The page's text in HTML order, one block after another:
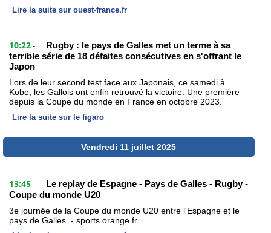
Lire la suite sur ouest-france.fr
10:22 -
Rugby : le pays de Galles met un terme à sa
terrible série de 18 défaites consécutives en s'offrant le
Japon
Lors de leur second test face aux Japonais, ce samedi à
Kobe, les Gallois ont enfin retrouvé la victoire. Une première
depuis la Coupe du monde en France en octobre 2023.
Lire la suite sur le figaro
Vendredi 11 juillet 2025
13:45 -
Le replay de Espagne - Pays de Galles - Rugby -
Coupe du monde U20
3e journée de la Coupe du monde U20 entre l'Espagne et le
pays de Galles. - sports.orange.fr